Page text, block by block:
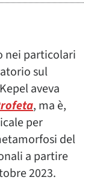
nei particolari
sul
aveva
, ma è,
per
del
a partire
2023.